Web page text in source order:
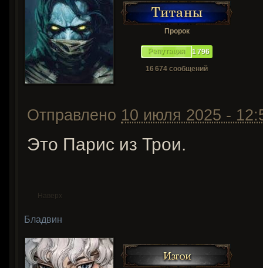
Пророк
Репутация 1 796
16 674 сообщений
Отправлено 10 июля 2025 -
Это Парис из Трои.
Наверх
Бладвин